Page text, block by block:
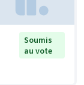
Soumis
au vote